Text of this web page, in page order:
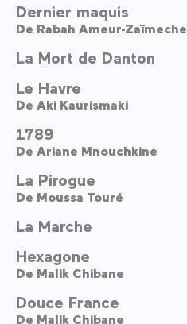
Dernier maquis
De Rabah Ameur-Zaïmeche
La Mort de Danton
Le Havre
De Aki Kaurismaki
1789
De Ariane Mnouchkine
La Pirogue
De Moussa Touré
La Marche
Hexagone
De Malik Chibane
Douce France
De Malik Chibane